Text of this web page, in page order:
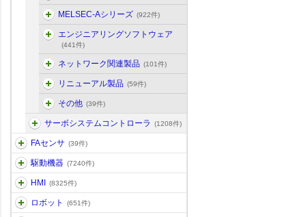
MELSEC-Aシリーズ (922件)
エンジニアリングソフトウェア
(441件)
ネットワーク関連製品 (101件)
リニューアル製品 (59件)
その他 (39件)
サーボシステムコントローラ (1208件)
FAセンサ (39件)
駆動機器 (7240件)
HMI (8325件)
ロボット (651件)